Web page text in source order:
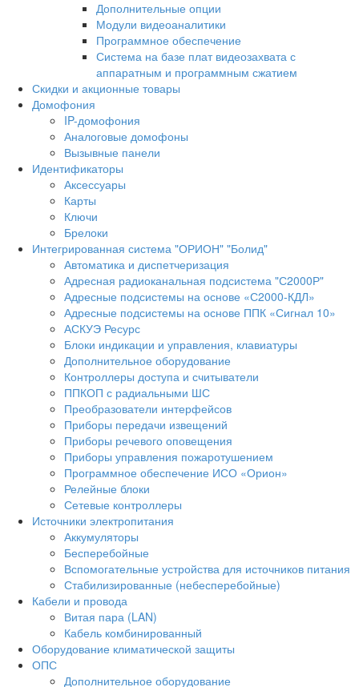
Дополнительные опции
Модули видеоаналитики
Программное обеспечение
Система на базе плат видеозахвата с
аппаратным и программным сжатием
Скидки и акционные товары
Домофония
IP-домофония
Аналоговые домофоны
Вызывные панели
Идентификаторы
Аксессуары
Карты
Ключи
Брелоки
Интегрированная система "ОРИОН" "Болид"
Автоматика и диспетчеризация
Адресная радиоканальная подсистема "С2000Р"
Адресные подсистемы на основе «С2000-КДЛ»
Адресные подсистемы на основе ППК «Сигнал 10»
АСКУЭ Ресурс
Блоки индикации и управления, клавиатуры
Дополнительное оборудование
Контроллеры доступа и считыватели
ППКОП с радиальными ШС
Преобразователи интерфейсов
Приборы передачи извещений
Приборы речевого оповещения
Приборы управления пожаротушением
Программное обеспечение ИСО «Орион»
Релейные блоки
Сетевые контроллеры
Источники электропитания
Аккумуляторы
Бесперебойные
Вспомогательные устройства для источников питания
Стабилизированные (небесперебойные)
Кабели и провода
Витая пара (LAN)
Кабель комбинированный
Оборудование климатической защиты
ОПС
Дополнительное оборудование